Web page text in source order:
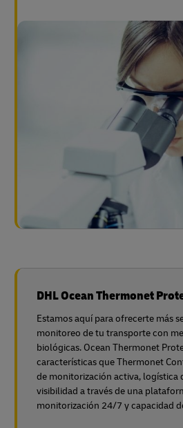
DHL Ocean Thermonet
Estamos aquí para ofrecerte más
monitoreo de tu transporte con
biológicas. Ocean Thermonet
características que Thermonet
de monitorización activa, logística
visibilidad a través de una
monitorización 24/7 y capacidad